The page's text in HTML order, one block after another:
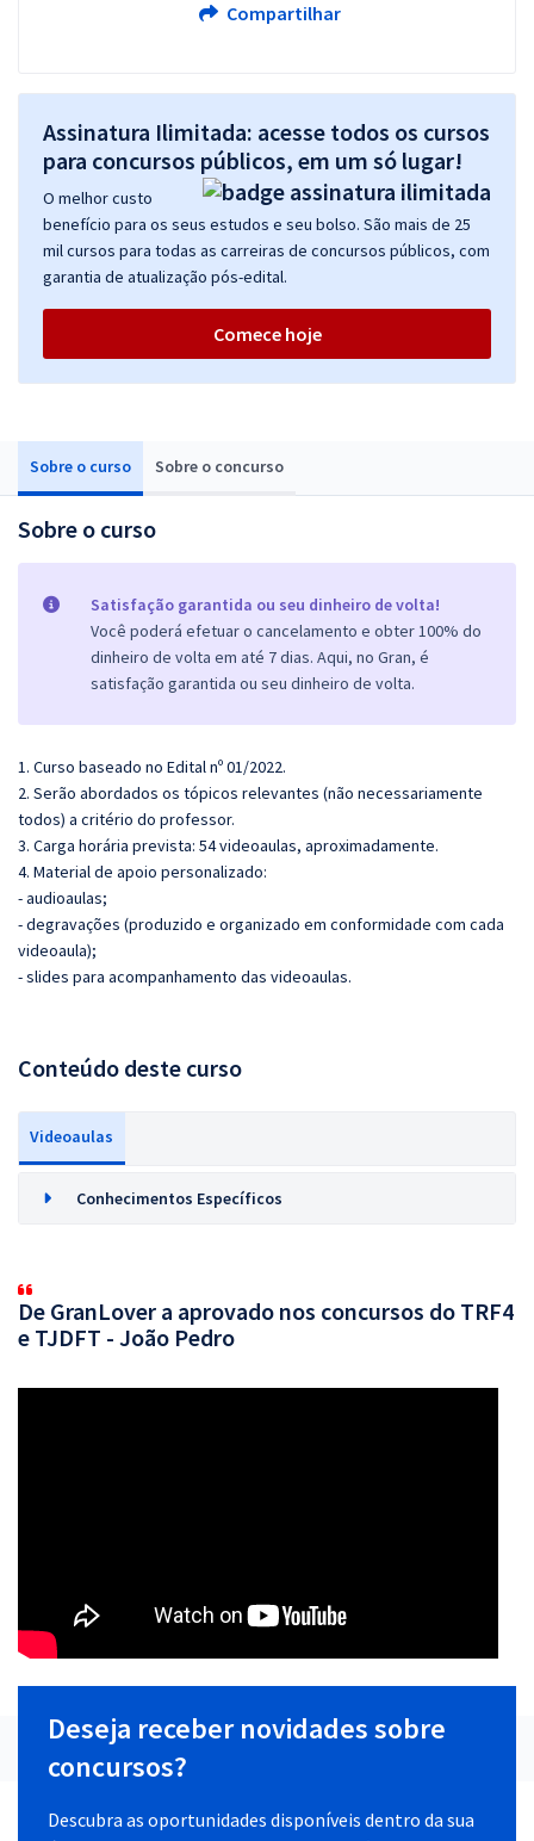
Sobre o curso Sobre o concurso
Sobre o curso
Satisfação garantida ou seu dinheiro de volta!
Você poderá efetuar o cancelamento e obter 100% do
dinheiro de volta em até 7 dias. Aqui, no Gran, é
satisfação garantida ou seu dinheiro de volta.
1. Curso baseado no Edital nº 01/2022.
2. Serão abordados os tópicos relevantes (não necessariamente
todos) a critério do professor.
3. Carga horária prevista: 54 videoaulas, aproximadamente.
4. Material de apoio personalizado:
- audioaulas;
- degravações (produzido e organizado em conformidade com cada
videoaula);
- slides para acompanhamento das videoaulas.
Conteúdo deste curso
Videoaulas
Conhecimentos Específicos
De GranLover a aprovado nos concursos do TRF4
e TJDFT - João Pedro
Compartilhar
Assinatura Ilimitada: acesse todos os cursos
para concursos públicos, em um só lugar!
O melhor custo
benefício para os seus estudos e seu bolso. São mais de 25
mil cursos para todas as carreiras de concursos públicos, com
garantia de atualização pós-edital.
Comece hoje
Deseja receber novidades sobre
concursos?
Descubra as oportunidades disponíveis dentro da sua